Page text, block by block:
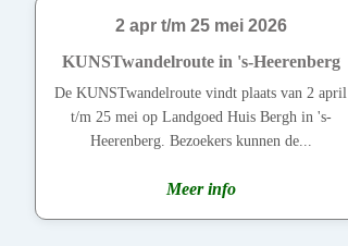
2 apr t/m 25 mei 2026
KUNSTwandelroute in 's-Heerenberg
De KUNSTwandelroute vindt plaats van 2 april
t/m 25 mei op Landgoed Huis Bergh in 's-
Heerenberg. Bezoekers kunnen de...
Meer info